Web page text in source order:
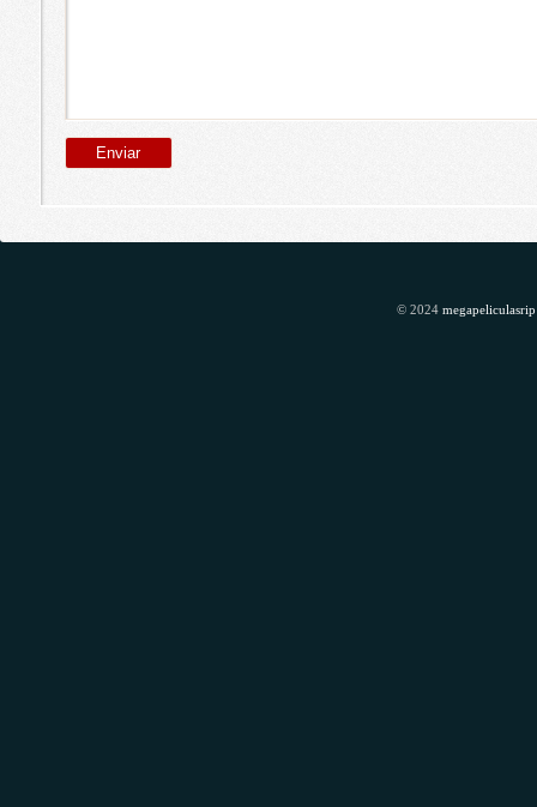
© 2024 megapeliculasrip